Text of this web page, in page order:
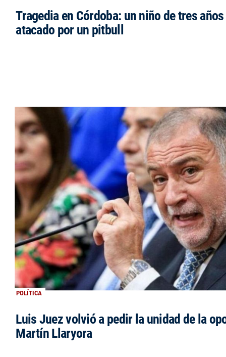
Tragedia en Córdoba: un niño de tres
atacado por un pitbull
POLÍTICA
Luis Juez volvió a pedir la unidad de la
Martín Llaryora